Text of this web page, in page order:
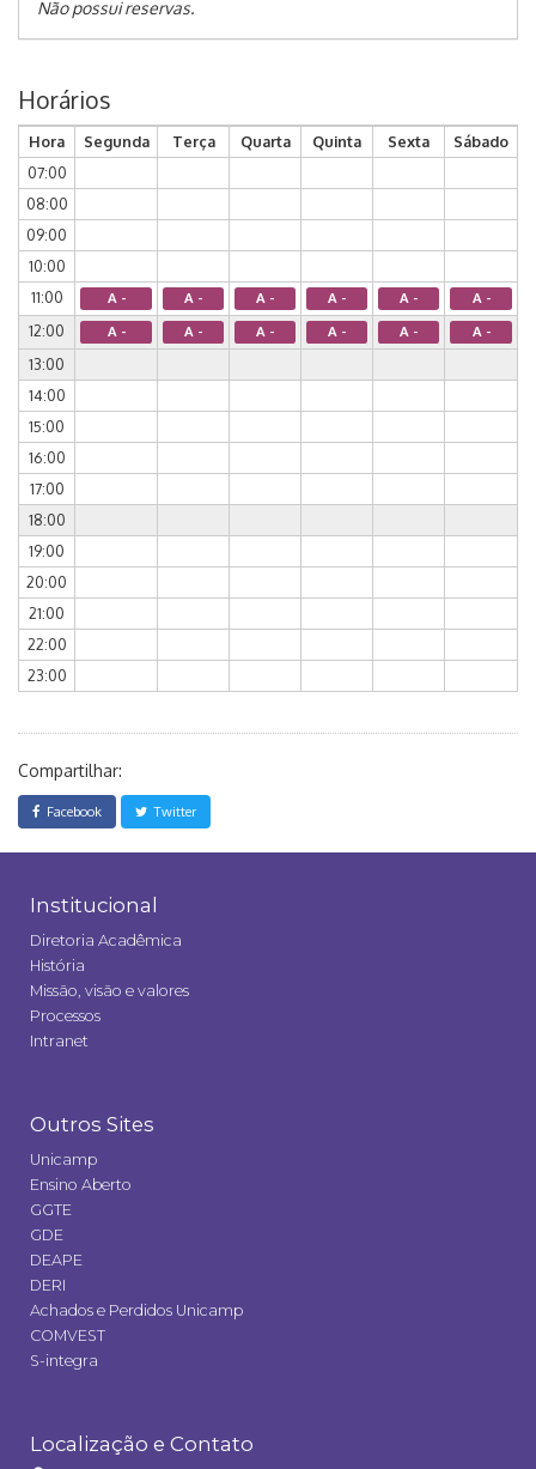
Não possui reservas.
Horários
Hora Segunda Terça Quarta Quinta Sexta
Sábado
07:00
08:00
09:00
10:00
11:00
A - A - A - A - A - A -
12:00 A - A - A - A - A - A -
13:00
14:00
15:00
16:00
17:00
18:00
19:00
20:00
21:00
22:00
23:00
Compartilhar:
Facebook Twitter
Institucional
Diretoria Acadêmica
História
Missão, visão e valores
Processos
Intranet
Outros Sites
Unicamp
Ensino Aberto
GGTE
GDE
DEAPE
DERI
Achados e Perdidos Unicamp
COMVEST
S-integra
Localização e Contato